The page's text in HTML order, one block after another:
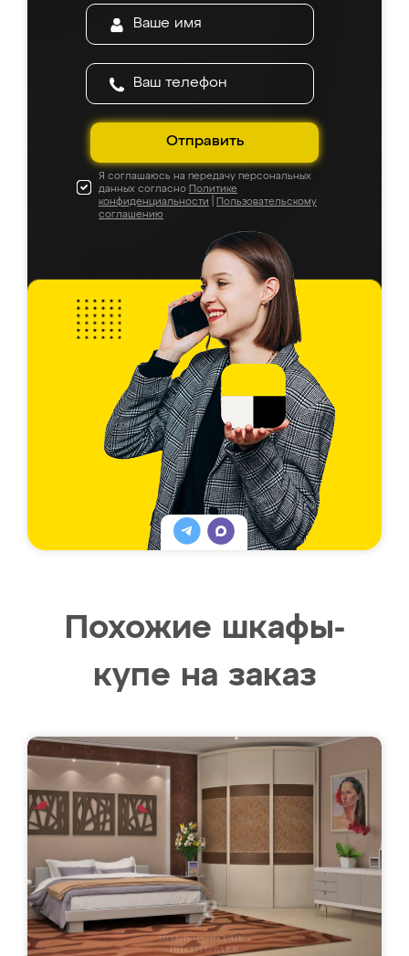
Отправить
Я соглашаюсь на передачу персональных
данных согласно Политике
конфиденциальности
Пользовательскому
соглашению
Похожие шкафы-
купе на заказ